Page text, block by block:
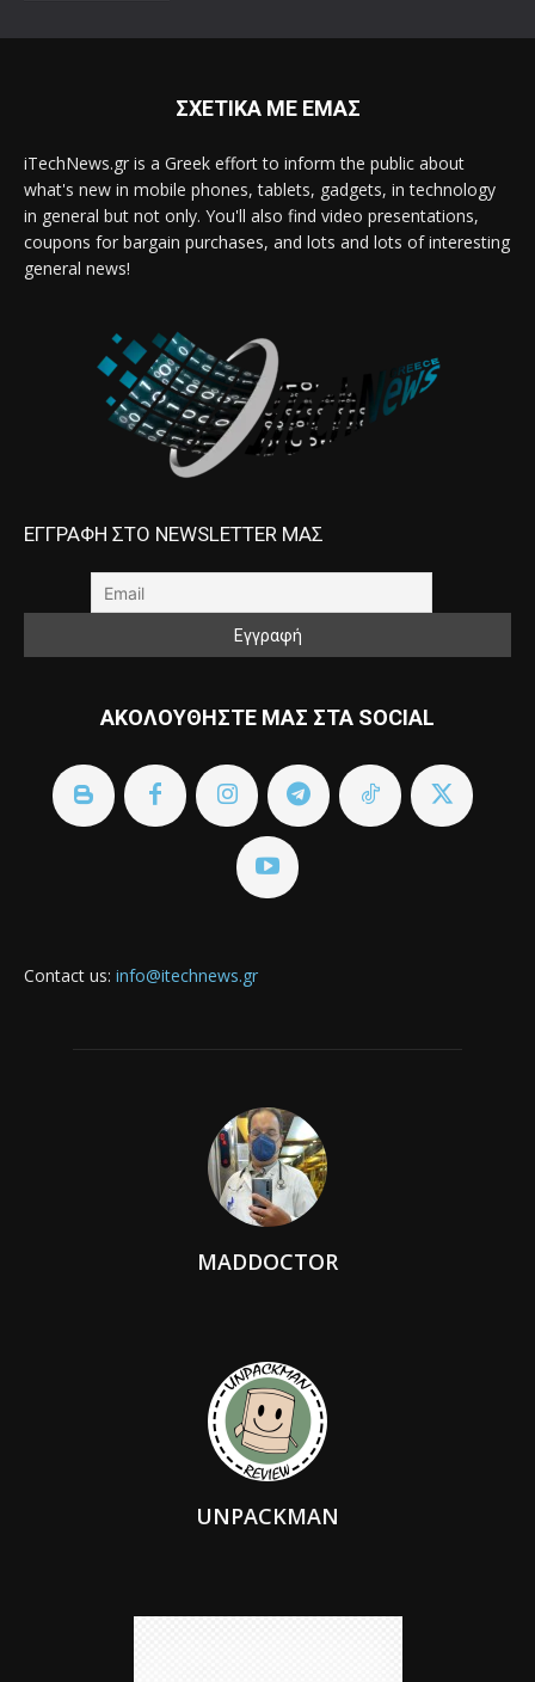
ΣΧΕΤΙΚΑ ΜΕ ΕΜΑΣ
iTechNews.gr is a Greek effort to inform the public about
what's new in mobile phones, tablets, gadgets, in technology
in general but not only. You'll also find video presentations,
coupons for bargain purchases, and lots and lots of interesting
general news!
ΕΓΓΡΑΦΗ ΣΤΟ NEWSLETTER ΜΑΣ
ΑΚΟΛΟΥΘΗΣΤΕ ΜΑΣ ΣΤΑ SOCIAL
Contact us: info@itechnews.gr
MADDOCTOR
UNPACKMAN